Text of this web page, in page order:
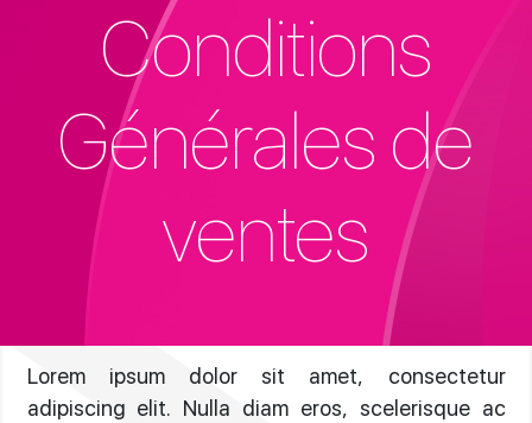
Conditions
Générales de
ventes
Lorem ipsum dolor sit amet, consectetur
adipiscing elit. Nulla diam eros, scelerisque ac